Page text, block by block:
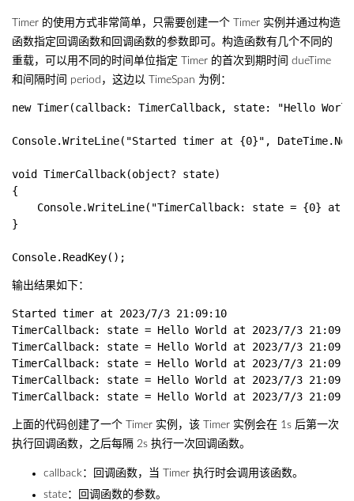
Timer 的使用方式非常简单，只需要创建一个 Timer 实例并通过构造
函数指定回调函数和回调函数的参数即可。构造函数有几个不同的
重载，可以用不同的时间单位指定 Timer 的首次到期时间 dueTime
和间隔时间 period，这边以 TimeSpan 为例：
new Timer(callback: TimerCallback, state: "Hello
Console.WriteLine("Started timer at {0}",
void TimerCallback(object? state)
{
Console.WriteLine("TimerCallback: state = {0} at
}
输出结果如下：
Started timer at 2023/7/3 21:09:10
TimerCallback: state = Hello World at 2023/7/3
TimerCallback: state = Hello World at 2023/7/3
TimerCallback: state = Hello World at 2023/7/3
TimerCallback: state = Hello World at 2023/7/3
上面的代码创建了一个 Timer 实例，该 Timer 实例会在 1s 后第一次
执行回调函数，之后每隔 2s 执行一次回调函数。
callback：回调函数，当 Timer 执行时会调用该函数。
state：回调函数的参数。